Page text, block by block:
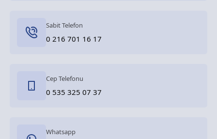
Sabit Telefon
0 216 701 16 17
Cep Telefonu
0 535 325 07 37
Whatsapp